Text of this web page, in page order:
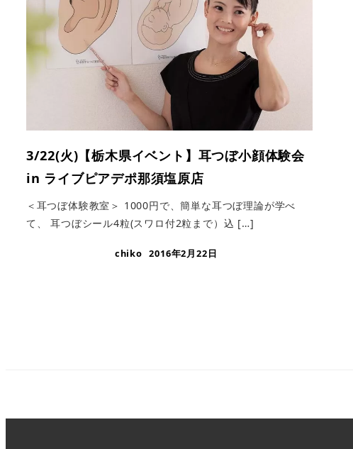
3/22(火)【栃木県イベント】耳つぼ小顔体験会
in ライブピアデポ那須塩原店
＜耳つぼ体験教室＞ 1000円で、簡単な耳つぼ理論が学べ
て、 耳つぼシール4粒(スワロ付2粒まで）込 […]
chiko 2016年2月22日